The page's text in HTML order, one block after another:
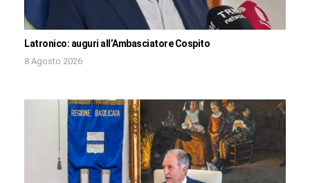
Latronico: auguri all’Ambasciatore Cospito
8 Agosto 2026